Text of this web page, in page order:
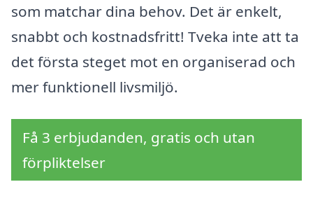
som matchar dina behov. Det är enkelt,
snabbt och kostnadsfritt! Tveka inte att ta
det första steget mot en organiserad och
mer funktionell livsmiljö.
Få 3 erbjudanden, gratis och utan
förpliktelser